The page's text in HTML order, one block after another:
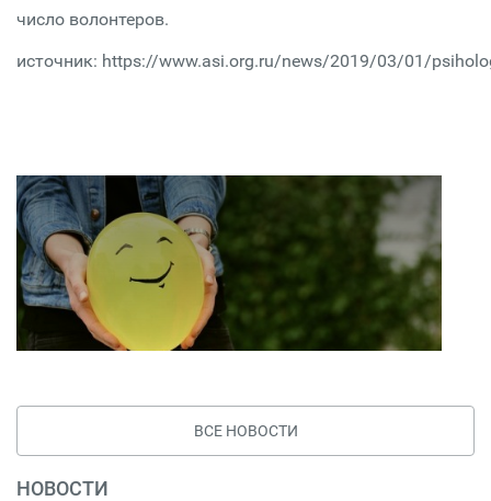
число волонтеров.
источник: https://www.asi.org.ru/news/2019/03/01/
ВСЕ НОВОСТИ
НОВОСТИ